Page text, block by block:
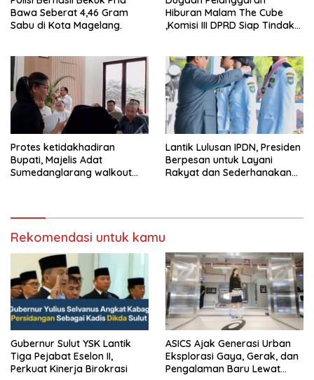
Bawa Seberat 4,46 Gram
Sabu di Kota Magelang.
Hiburan Malam The Cube
,Komisi III DPRD Siap Tindak
Protes ketidakhadiran
Bupati, Majelis Adat
Sumedanglarang walkout
Lantik Lulusan IPDN, Presiden
Berpesan untuk Layani
Rakyat dan Sederhanakan
Rekomendasi untuk kamu
Gubernur Sulut YSK Lantik
Tiga Pejabat Eselon II,
Perkuat Kinerja Birokrasi
ASICS Ajak Generasi Urban
Eksplorasi Gaya, Gerak, dan
Pengalaman Baru Lewat